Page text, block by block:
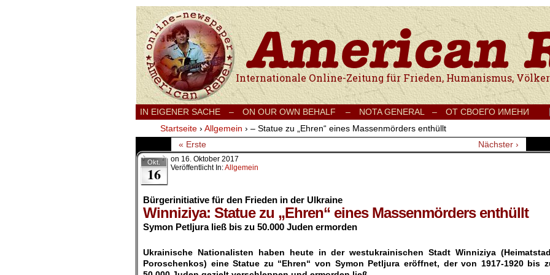
Internationale Onlinezeitung für Frieden, Humanismus, Völkerverständigung und
IN EIGENER SACHE – ON OUR OWN BEHALF – NOTA GENERAL – ОТ СВОЕГО ИМЕНИ
Startseite › Allgemein › – Statue zu „Ehren“ eines Massenmörders enthüllt
« Erste
Nächster ›
Okt.
16
on 16. Oktober 2017
Veröffentlicht In:Allgemein
Bürgerinitiative für den Frieden in der Ulkraine
Winniziya: Statue zu „Ehren“ eines Massenmörders enthüllt
Symon Petljura ließ bis zu 50.000 Juden ermorden
Ukrainische Nationalisten haben heute in der westukrainischen Stadt Winniziya
Poroschenkos) eine Statue zu “Ehren“ von Symon Petljura eröffnet, der von 1917-1920 bis